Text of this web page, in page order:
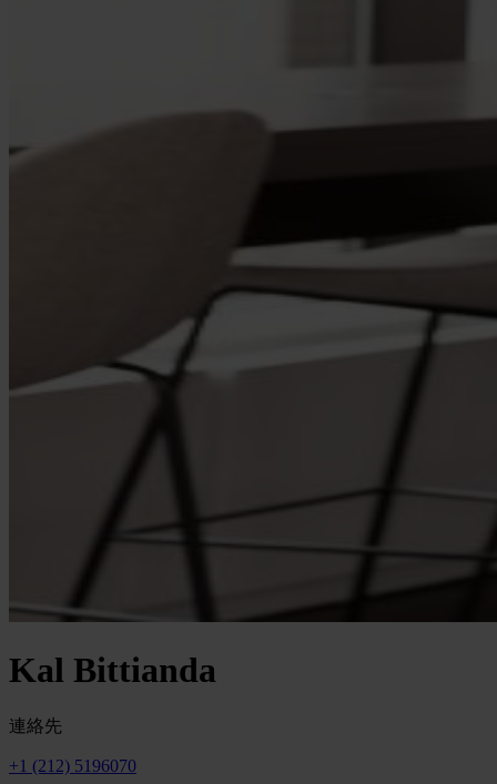
Kal Bittianda
連絡先
+1 (212) 5196070